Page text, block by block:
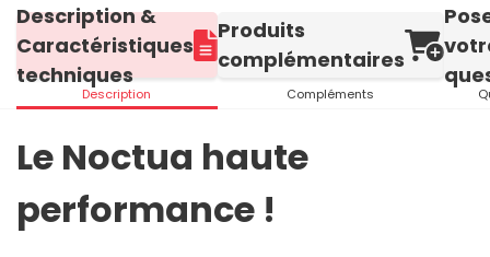
Description &
Caractéristiques
techniques
Description
Produits
complémentaires
Compléments
Le Noctua haute
performance !